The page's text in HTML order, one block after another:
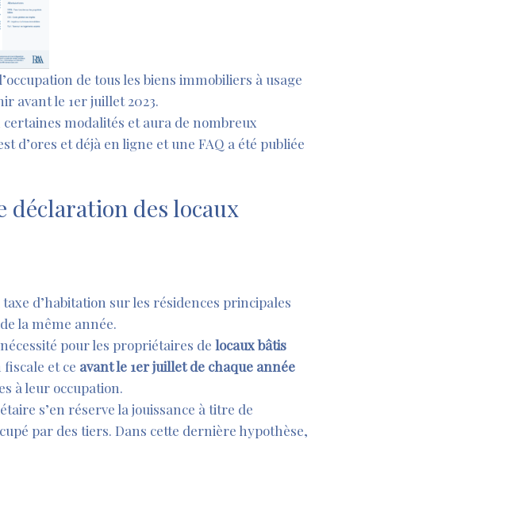
de tous les biens immobiliers à usage
avant le 1er juillet 2023.
modalités et aura de nombreux
d’ores et déjà en ligne et une FAQ a été publiée
déclaration des locaux
d’habitation sur les résidences principales
la même année.
pour les propriétaires de locaux bâtis
et ce avant le 1erjuillet de chaque année
à leur occupation.
s’en réserve la jouissance à titre de
par des tiers. Dans cette dernière hypothèse,